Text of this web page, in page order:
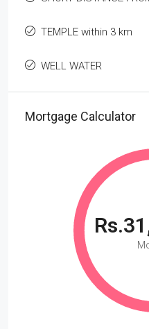
TEMPLE within 3 km
WELL WATER
Mortgage Calculator